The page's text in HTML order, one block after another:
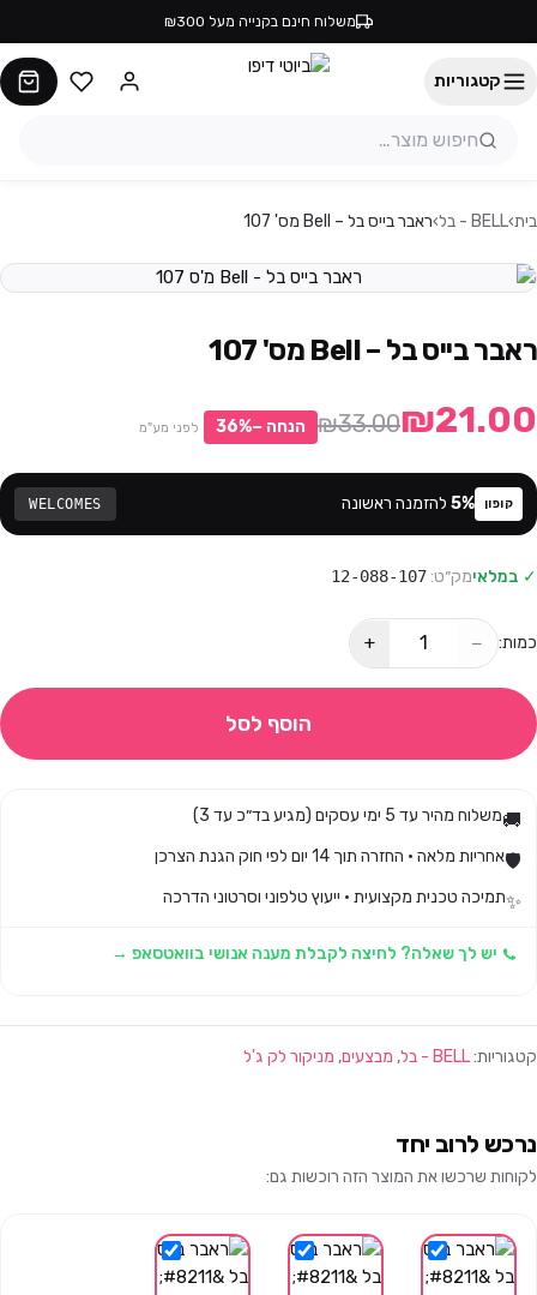
משלוח חינם בקנייה מעל ₪300
קטגוריות
בית›BELL - בל ›ראבר בייס בל – Bell מס' 107
ראבר בייס בל – Bell מס' 107
₪21.00
₪33.00 הנחה − 36% לפני מע"מ
קופון 5% להזמנה ראשונה WELCOMES
✓ במלאימק״ט:12-088-107
כמות: −
+
הוסף לסל
🚚משלוח מהיר עד 5 ימי עסקים (מגיע בד״כ עד 3)
🛡️אחריות מלאה · החזרה תוך 14 יום לפי חוק הגנת הצרכן
✨תמיכה טכנית מקצועית · ייעוץ טלפוני וסרטוני הדרכה
יש לך שאלה? לחיצה לקבלת מענה אנושי בוואטסאפ →
קטגוריות:BELL - בל , מבצעים, מניקור לק ג'ל
נרכש לרוב יחד
לקוחות שרכשו את המוצר הזה רוכשות גם: